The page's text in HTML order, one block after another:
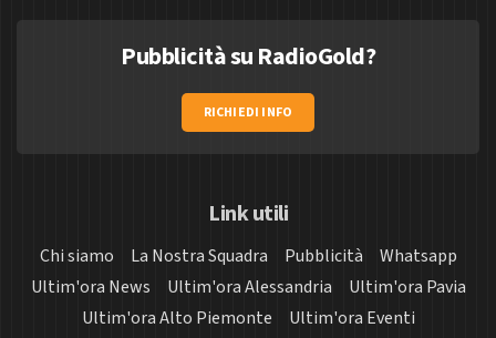
Pubblicità su RadioGold?
RICHIEDI INFO
Link utili
Chi siamo La Nostra Squadra Pubblicità
Whatsapp
Ultim'ora News
Ultim'ora Alessandria
Ultim'ora Pavia
Ultim'ora Alto Piemonte
Ultim'ora Eventi